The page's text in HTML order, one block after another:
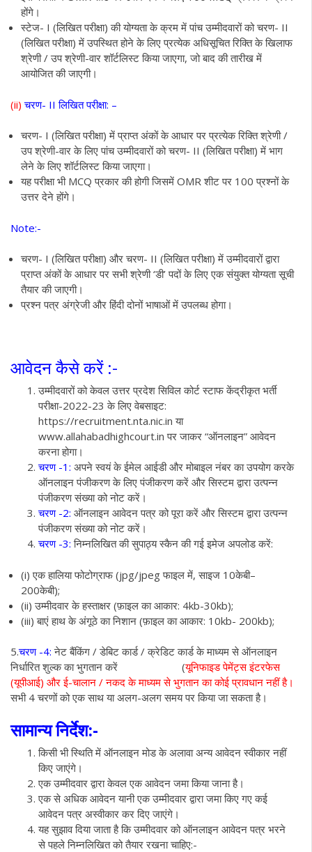
होंगे।
स्टेज- I (लिखित परीक्षा) की योग्यता के क्रम में पांच उम्मीदवारों को चरण- II
(लिखित परीक्षा) में उपस्थित होने के लिए प्रत्येक अधिसूचित रिक्ति के खिलाफ
श्रेणी / उप श्रेणी-वार शॉर्टलिस्ट किया जाएगा, जो बाद की तारीख में
आयोजित की जाएगी।
(ii) चरण- II लिखित परीक्षा: –
चरण- I (लिखित परीक्षा) में प्राप्त अंकों के आधार पर प्रत्येक रिक्ति श्रेणी /
उप श्रेणी-वार के लिए पांच उम्मीदवारों को चरण- II (लिखित परीक्षा) में भाग
लेने के लिए शॉर्टलिस्ट किया जाएगा।
यह परीक्षा भी MCQ प्रकार की होगी जिसमें OMR शीट पर 100 प्रश्नों के
उत्तर देने होंगे।
Note:-
चरण- I (लिखित परीक्षा) और चरण- II (लिखित परीक्षा) में उम्मीदवारों द्वारा
प्राप्त अंकों के आधार पर सभी श्रेणी ‘डी’ पदों के लिए एक संयुक्त योग्यता सूची
तैयार की जाएगी।
प्रश्न पत्र अंग्रेजी और हिंदी दोनों भाषाओं में उपलब्ध होगा।
आवेदन कैसे करें:-
उम्मीदवारों को केवल उत्तर प्रदेश सिविल कोर्ट स्टाफ केंद्रीकृत भर्ती
परीक्षा-2022-23 के लिए वेबसाइट:
https://recruitment.nta.nic.in या
www.allahabadhighcourt.in पर जाकर “ऑनलाइन” आवेदन
करना होगा।
चरण -1: अपने स्वयं के ईमेल आईडी और मोबाइल नंबर का उपयोग करके
ऑनलाइन पंजीकरण के लिए पंजीकरण करें और सिस्टम द्वारा उत्पन्न
पंजीकरण संख्या को नोट करें।
चरण -2: ऑनलाइन आवेदन पत्र को पूरा करें और सिस्टम द्वारा उत्पन्न
पंजीकरण संख्या को नोट करें।
चरण -3: निम्नलिखित की सुपाठ्य स्कैन की गई इमेज अपलोड करें:
(i) एक हालिया फोटोग्राफ (jpg/jpeg फाइल में, साइज 10केबी–
200केबी);
(ii) उम्मीदवार के हस्ताक्षर (फ़ाइल का आकार: 4kb-30kb);
(iii) बाएं हाथ के अंगूठे का निशान (फ़ाइल का आकार: 10kb- 200kb);
5.चरण -4: नेट बैंकिंग / डेबिट कार्ड / क्रेडिट कार्ड के माध्यम से ऑनलाइन
निर्धारित शुल्क का भुगतान करें (यूनिफाइड पेमेंट्स इंटरफेस
(यूपीआई) और ई-चालान / नकद के माध्यम से भुगतान का कोई प्रावधान नहीं है।
सभी 4 चरणों को एक साथ या अलग-अलग समय पर किया जा सकता है।
सामान्य निर्देश:-
किसी भी स्थिति में ऑनलाइन मोड के अलावा अन्य आवेदन स्वीकार नहीं
किए जाएंगे।
एक उम्मीदवार द्वारा केवल एक आवेदन जमा किया जाना है।
एक से अधिक आवेदन यानी एक उम्मीदवार द्वारा जमा किए गए कई
आवेदन पत्र अस्वीकार कर दिए जाएंगे।
यह सुझाव दिया जाता है कि उम्मीदवार को ऑनलाइन आवेदन पत्र भरने
से पहले निम्नलिखित को तैयार रखना चाहिए:-